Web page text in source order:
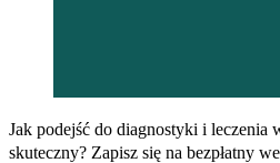
Jak podejść do diagnostyki i leczenia
skuteczny? Zapisz się na bezpłatny